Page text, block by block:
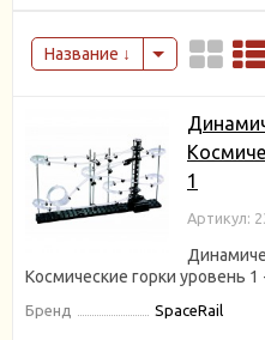
Название
1
Артикул:
Космические горки уровень 1
Бренд SpaceRail